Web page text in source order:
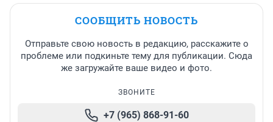
СООБЩИТЬ НОВОСТЬ
Отправьте свою новость в редакцию, расскажите о
проблеме или подкиньте тему для публикации. Сюда
же загружайте ваше видео и фото.
ЗВОНИТЕ
+7 (965) 868-91-60